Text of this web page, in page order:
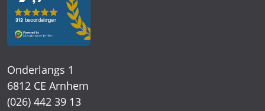
Onderlangs 1
6812 CE Arnhem
(026) 442 39 13